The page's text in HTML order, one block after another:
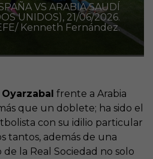
VS ARABIA SAUDÍ
UNIDOS), 21/06/2026.
Kenneth Fernández.
frente a Arabia
que un doblete; ha sido el
con su idilio particular
tantos, además de una
la Real Sociedad no solo